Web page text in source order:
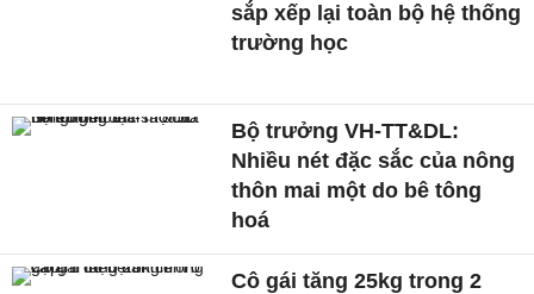
sắp xếp lại toàn bộ hệ thống
trường học
Bộ trưởng VH-TT&DL:
Nhiều nét đặc sắc của nông
thôn mai một do bê tông
hoá
Cô gái tăng 25kg trong 2